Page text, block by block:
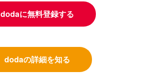
dodaに無料登録する
dodaの詳細を知る